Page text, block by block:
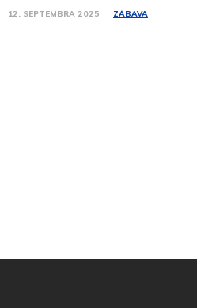
12. SEPTEMBRA 2025 ZÁBAVA